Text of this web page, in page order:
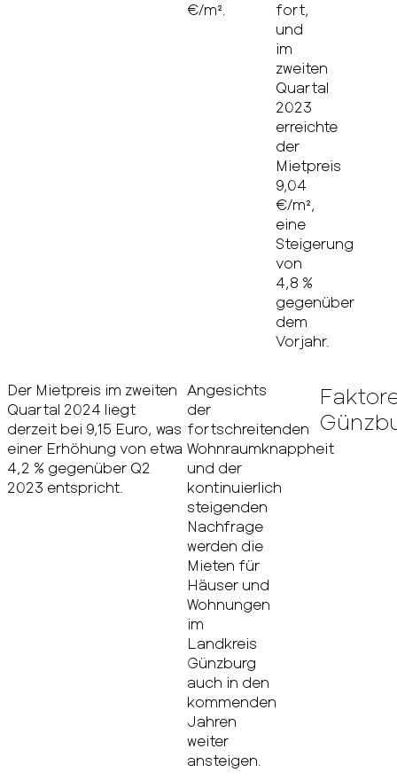
€/m².
fort,
und
im
zweiten
Quartal
2023
erreichte
der
Mietpreis
9,04
€/m²,
eine
Steigerung
von
4,8 %
gegenüber
dem
Vorjahr.
Der Mietpreis im zweiten
Quartal 2024 liegt
derzeit bei 9,15 Euro, was
einer Erhöhung von etwa
4,2 % gegenüber Q2
2023 entspricht.
Angesichts
der
fortschreitenden
Wohnraumknappheit
und der
kontinuierlich
steigenden
Nachfrage
werden die
Mieten für
Häuser und
Wohnungen
im
Landkreis
Günzburg
auch in den
kommenden
Jahren
weiter
ansteigen.